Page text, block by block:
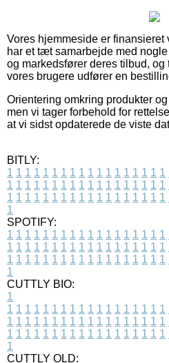
Vores hjemmeside er
har et tæt samarbejde med
og markedsfører deres tilbud, og
vores brugere udfører en
Orientering omkring produkter
men vi tager forbehold for
at vi sidst opdaterede de viste
BITLY:
1 1 1 1 1 1 1 1 1 1 1 1 1 1 1 1 1 1
1 1 1 1 1 1 1 1 1 1 1 1 1 1 1 1 1 1
1 1 1 1 1 1 1 1 1 1 1 1 1 1 1 1 1 1
1
SPOTIFY:
1 1 1 1 1 1 1 1 1 1 1 1 1 1 1 1 1 1
1 1 1 1 1 1 1 1 1 1 1 1 1 1 1 1 1 1
1 1 1 1 1 1 1 1 1 1 1 1 1 1 1 1 1 1
1
CUTTLY BIO:
1
1 1 1 1 1 1 1 1 1 1 1 1 1 1 1 1 1 1
1 1 1 1 1 1 1 1 1 1 1 1 1 1 1 1 1 1
1 1 1 1 1 1 1 1 1 1 1 1 1 1 1 1 1 1
1
CUTTLY OLD: